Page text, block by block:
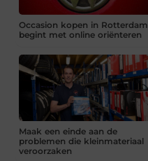
Occasion kopen in Rotterdam
begint met online oriënteren
Maak een einde aan de
problemen die kleinmateriaal
veroorzaken